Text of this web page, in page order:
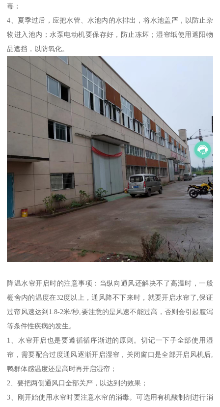
毒；
4、夏季过后，应把水管、水池内的水排出，将水池盖严，以防止杂
物进入池内；水泵电动机要保存好，防止冻坏；湿帘纸使用遮阳物
品遮挡，以防氧化。
降温水帘开启时的注意事项：当纵向通风还解决不了高温时，一般
棚舍内的温度在32度以上，通风降不下来时，就要开启水帘了,保证
过帘风速达到1.8-2米/秒,要注意的是风速不能过高，否则会引起腹泻
等条件性疾病的发生。
1、水帘开启也是要遵循循序渐进的原则。切记一下子全部使用湿
帘，需要配合过度通风逐渐开启湿帘，关闭窗口是全部开启风机后,
鸭群体感温度还是高时再开启湿帘；
2、要把两侧通风口全部关严，以达到的效果；
3、刚开始使用水帘时要注意水帘的消毒。可选用有机酸制剂进行消